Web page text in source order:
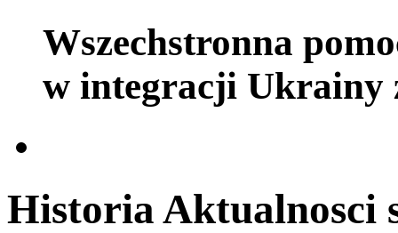
Wszechstronna
w integracji Ukrainy
Historia Aktualnosci